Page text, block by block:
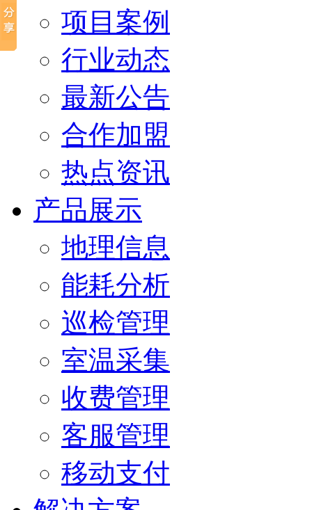
项目案例
行业动态
最新公告
合作加盟
热点资讯
产品展示
地理信息
能耗分析
巡检管理
室温采集
收费管理
客服管理
移动支付